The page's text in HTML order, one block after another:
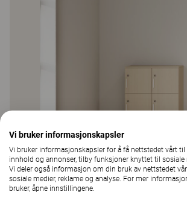
Vi bruker informasjonskapsler
Vi bruker informasjonskapsler for å få nettstedet vårt
innhold og annonser, tilby funksjoner knyttet til sosiale
Vi deler også informasjon om din bruk av nettstedet
sosiale medier, reklame og analyse. For mer
bruker, åpne innstillingene.